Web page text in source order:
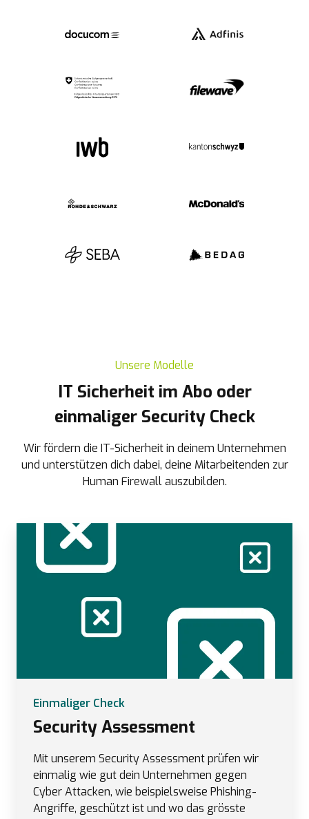
Unsere Modelle
IT Sicherheit im Abo oder
einmaliger Security Check
Wir fördern die IT-Sicherheit in deinem Unternehmen
und unterstützen dich dabei, deine Mitarbeitenden zur
Human Firewall auszubilden.
Einmaliger Check
Security Assessment
Mit unserem Security Assessment prüfen wir
einmalig wie gut dein Unternehmen gegen
Cyber Attacken, wie beispielsweise Phishing-
Angriffe, geschützt ist und wo das grösste